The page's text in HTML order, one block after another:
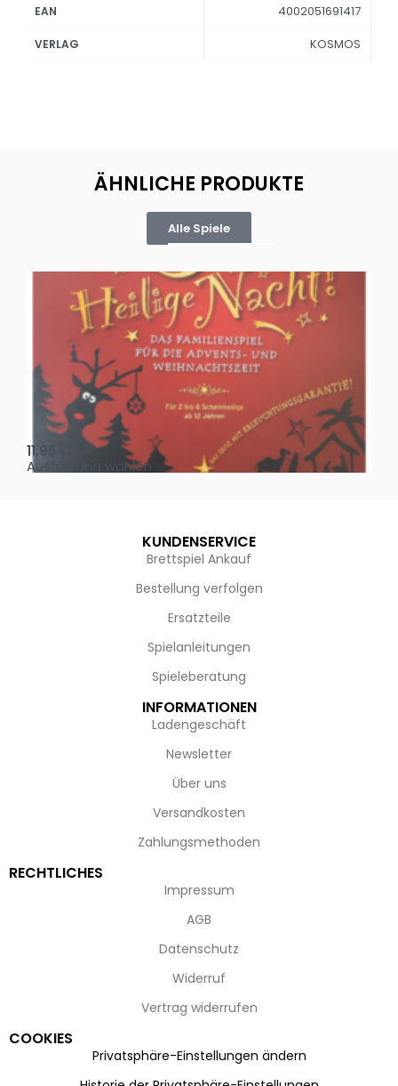
EAN 4002051691417
VERLAG KOSMOS
ÄHNLICHE PRODUKTE
Alle Spiele
Oh, heilige Nacht!
11,95
Ausführung wählen
KUNDENSERVICE
Brettspiel Ankauf
Bestellung verfolgen
Ersatzteile
Spielanleitungen
Spieleberatung
INFORMATIONEN
Ladengeschäft
Newsletter
Über uns
Versandkosten
Zahlungsmethoden
RECHTLICHES
Impressum
AGB
Datenschutz
Widerruf
Vertrag widerrufen
COOKIES
Privatsphäre-Einstellungen ändern